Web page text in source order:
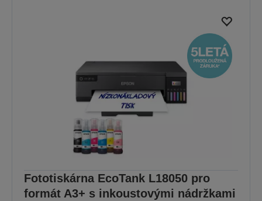
Fototiskárna EcoTank L18050 pro
formát A3+ s inkoustovými nádržkami